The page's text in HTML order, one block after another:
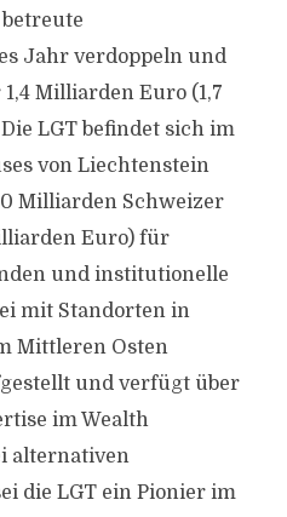
Jahr verdoppeln und
Milliarden Euro (1,7
LGT befindet sich im
von Liechtenstein
Milliarden Schweizer
Euro) für
und institutionelle
mit Standorten in
Mittleren Osten
und verfügt über
im Wealth
alternativen
die LGT ein Pionier im